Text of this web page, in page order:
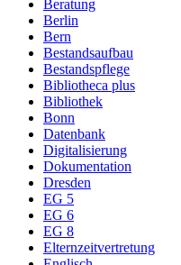
Beratung
Berlin
Bern
Bestandsaufbau
Bestandspflege
Bibliotheca plus
Bibliothek
Bonn
Datenbank
Digitalisierung
Dokumentation
Dresden
EG 5
EG 6
EG 8
Elternzeitvertretung